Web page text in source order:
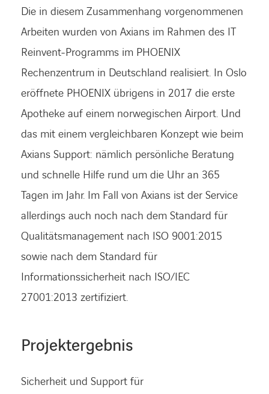
Die in diesem Zusammenhang vorgenommenen
Arbeiten wurden von Axians im Rahmen des IT
Reinvent-Programms im PHOENIX
Rechenzentrum in Deutschland realisiert. In Oslo
eröffnete PHOENIX übrigens in 2017 die erste
Apotheke auf einem norwegischen Airport. Und
das mit einem vergleichbaren Konzept wie beim
Axians Support: nämlich persönliche Beratung
und schnelle Hilfe rund um die Uhr an 365
Tagen im Jahr. Im Fall von Axians ist der Service
allerdings auch noch nach dem Standard für
Qualitätsmanagement nach ISO 9001:2015
sowie nach dem Standard für
Informationssicherheit nach ISO/IEC
27001:2013 zertifiziert.
Projektergebnis
Sicherheit und Support für